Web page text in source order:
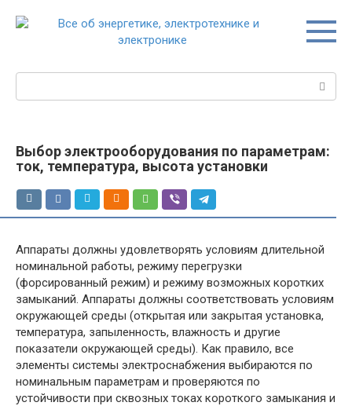
Выбор электрооборудования по параметрам:
ток, температура, высота установки
Аппараты должны удовлетворять условиям длительной
номинальной работы, режиму перегрузки
(форсированный режим) и режиму возможных коротких
замыканий. Аппараты должны соответствовать условиям
окружающей среды (открытая или закрытая установка,
температура, запыленность, влажность и другие
показатели окружающей среды). Как правило, все
элементы системы электроснабжения выбираются по
номинальным параметрам и проверяются по
устойчивости при сквозных токах короткого замыкания и